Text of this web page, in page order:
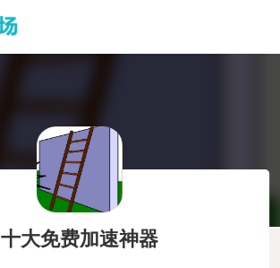
十大免费加速神器